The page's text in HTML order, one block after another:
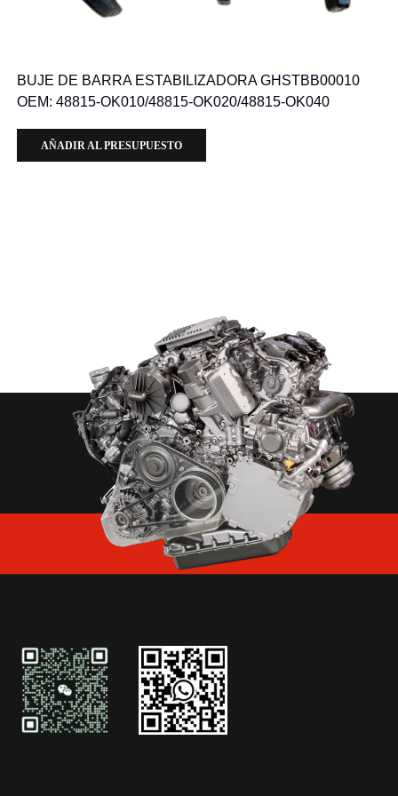
BUJE DE BARRA ESTABILIZADORA GHSTBB00010
OEM: 48815-OK010/48815-OK020/48815-OK040
AÑADIR AL PRESUPUESTO